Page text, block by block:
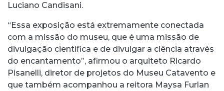
Luciano Candisani.
“Essa exposição está extremamente conectada
com a missão do museu, que é uma missão de
divulgação científica e de divulgar a ciência através
do encantamento”, afirmou o arquiteto Ricardo
Pisanelli, diretor de projetos do Museu Catavento e
que também acompanhou a reitora Maysa Furlan